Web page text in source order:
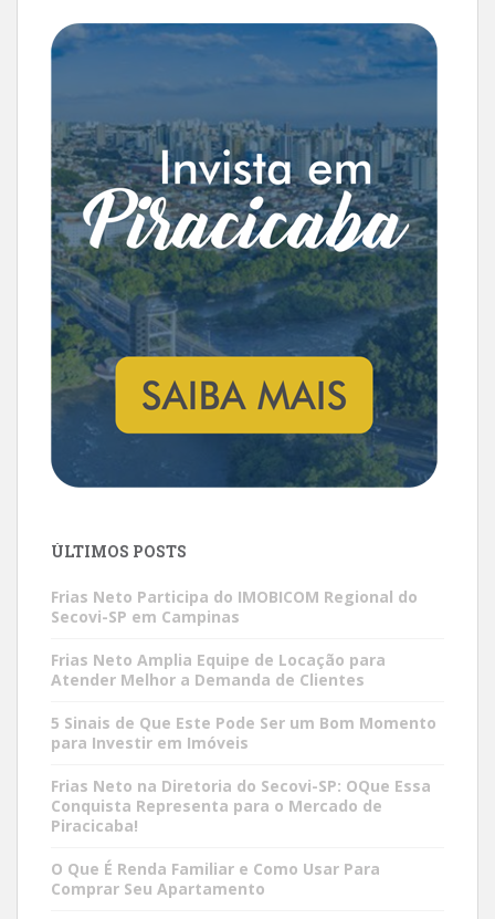
ÚLTIMOS POSTS
Frias Neto Participa do IMOBICOM Regional do
Secovi-SP em Campinas
Frias Neto Amplia Equipe de Locação para
Atender Melhor a Demanda de Clientes
5 Sinais de Que Este Pode Ser um Bom Momento
para Investir em Imóveis
Frias Neto na Diretoria do Secovi-SP: OQue Essa
Conquista Representa para o Mercado de
Piracicaba!
O Que É Renda Familiar e Como Usar Para
Comprar Seu Apartamento